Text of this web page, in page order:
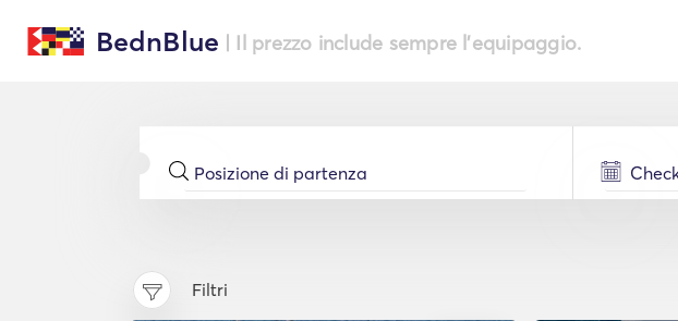
BednBlue | Il prezzo include sempre l'equipaggio.
Filtri